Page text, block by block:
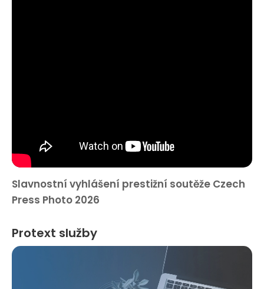
Slavnostní vyhlášení prestižní soutěže Czech
Press Photo 2026
Protext služby